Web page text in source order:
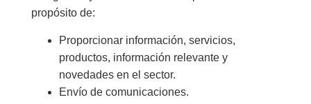
propósito de:
Proporcionar información, servicios,
productos, información relevante y
novedades en el sector.
Envío de comunicaciones.